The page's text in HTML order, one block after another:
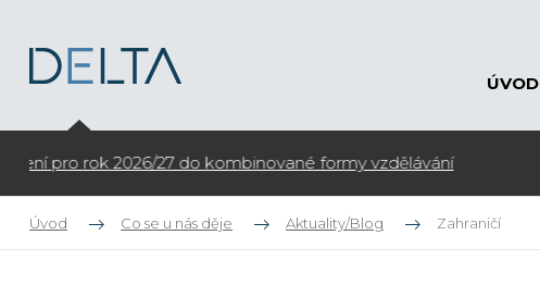
ÚVOD
Otevíráme zápis do kroužků pro ZŠ na školní rok 2026/27
Úvod Co se u nás děje Aktuality/Blog Zahraničí